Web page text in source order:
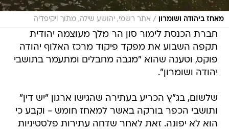
מאחז ביהודה ושומרון / אתר רשמי, יהושע שילה, מתוך ויקיפדיה
חברת הכנסת לימור סון הר מלך מעוצמה יהודית
תקפה השבוע את מפקד פיקוד מרכז האלוף יהודה
פוקס, וטענה שהוא "מגבה מחבלים ומתעמר בתושבי
יהודה ושומרון".
שלשום, בג"ץ הכריע בעתירה שהגישו ארגון "יש דין"
ותושבי הכפר בורקה באשר למאחז חומש - וקבע כי
הוא לא יפונה. זאת לאחר שדחה עתירות פלסטיניות